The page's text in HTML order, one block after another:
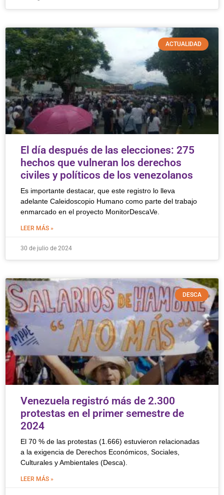
ACTUALIDAD
El día después de las elecciones: 275
hechos que vulneran los derechos
civiles y políticos de los venezolanos
Es importante destacar, que este registro lo lleva
adelante Caleidoscopio Humano como parte del trabajo
enmarcado en el proyecto MonitorDescaVe.
LEER MÁS »
30 de julio de 2024
DESCA
Venezuela registró más de 2.300
protestas en el primer semestre de
2024
El 70 % de las protestas (1.666) estuvieron relacionadas
a la exigencia de Derechos Económicos, Sociales,
Culturales y Ambientales (Desca).
LEER MÁS »